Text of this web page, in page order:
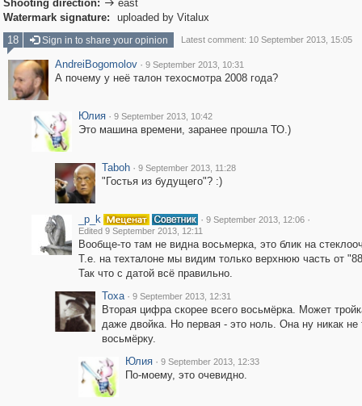
Shooting direction:  east
Watermark signature:
uploaded by Vitalux
18
Sign in to share your opinion Latest comment: 10 September 2013, 15:05
AndreiBogomolov · 9 September 2013, 10:31
А почему у неё талон техосмотра 2008 года?
Юлия · 9 September 2013, 10:42
Это машина времени, заранее прошла ТО.)
Taboh · 9 September 2013, 11:28
"Гостья из будущего"? :)
_p_k · 9 September 2013, 12:06 ·
Edited 9 September 2013, 12:11
Вообще-то там не видна восьмерка, это блик на
Т.е. на техталоне мы видим только верхнюю часть от
Так что с датой всё правильно.
Toxa · 9 September 2013, 12:31
Вторая цифра скорее всего восьмёрка. Может
даже двойка. Но первая - это ноль. Она ну никак не
восьмёрку.
Юлия · 9 September 2013, 12:33
По-моему, это очевидно.